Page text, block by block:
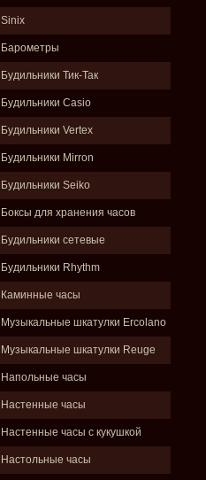
Sinix
Барометры
Будильники Тик-Так
Будильники Casio
Будильники Vertex
Будильники Mirron
Будильники Seiko
Боксы для хранения часов
Будильники сетевые
Будильники Rhythm
Каминные часы
Музыкальные шкатулки Ercolano
Музыкальные шкатулки Reuge
Напольные часы
Настенные часы
Настенные часы с кукушкой
Настольные часы
FESTINA
20401/3
цена:28800р.